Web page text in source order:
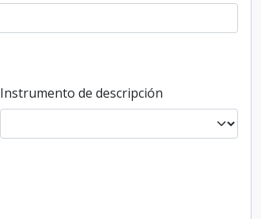
Instrumento de descripción